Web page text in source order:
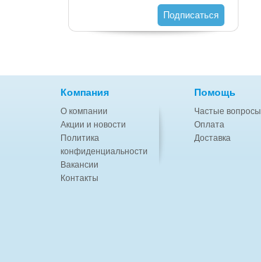
Подписаться
Компания
О компании
Акции и новости
Политика
конфиденциальности
Вакансии
Контакты
Помощь
Частые вопросы
Оплата
Доставка